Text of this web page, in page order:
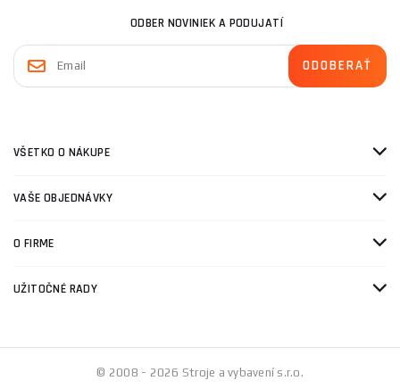
ODBER NOVINIEK A PODUJATÍ
VŠETKO O NÁKUPE
VAŠE OBJEDNÁVKY
O FIRME
UŽITOČNÉ RADY
© 2008 - 2026 Stroje a vybavení s.r.o.